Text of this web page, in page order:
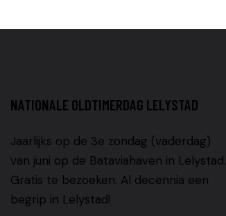
NATIONALE OLDTIMERDAG LELYSTAD
Jaarlijks op de 3e zondag (vaderdag)
van juni op de Bataviahaven in Lelystad.
Gratis te bezoeken. Al decennia een
begrip in Lelystad!